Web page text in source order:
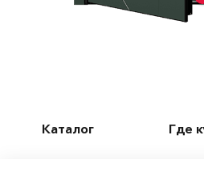
Каталог Где